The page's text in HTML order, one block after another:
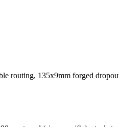
routing, 135x9mm forged